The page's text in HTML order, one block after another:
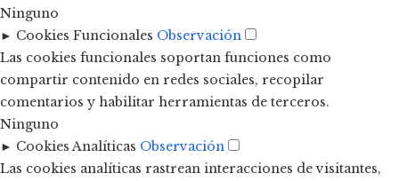
Ninguno
► Cookies Funcionales Observación
Las cookies funcionales soportan funciones como
compartir contenido en redes sociales, recopilar
comentarios y habilitar herramientas de terceros.
Ninguno
► Cookies Analíticas Observación
Las cookies analíticas rastrean interacciones de visitantes,